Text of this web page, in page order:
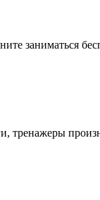
заниматься
тренажеры